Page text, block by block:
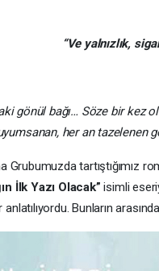
“Ve yalnızlık,
gönül bağı… Söze bir kez
her an tazelenen
tartıştığımız
İlk Yazı Olacak” isimli
anlatılıyordu. Bunların